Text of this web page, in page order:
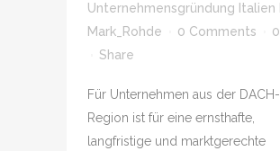
Unternehmensgründung Italien
Mark_Rohde
0 Comments 0
Share
Für Unternehmen aus der DACH-
Region ist für eine ernsthafte,
langfristige und marktgerechte